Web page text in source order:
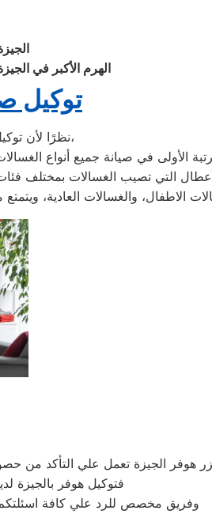
الهرم الأكبر في
توكيل
نظرًا لأن توكيل صيانة هوفر يدرك جيدًا ما يحتاجه العملاء الجيزة،
هوفر الجيزة تعمل علي التأكد من
فتوكيل هوفر بالجيزة
وفريق مخصص للرد علي كافة اسئلتكم علي مدار 24 ساعة في حالة طلب مساعدتنا